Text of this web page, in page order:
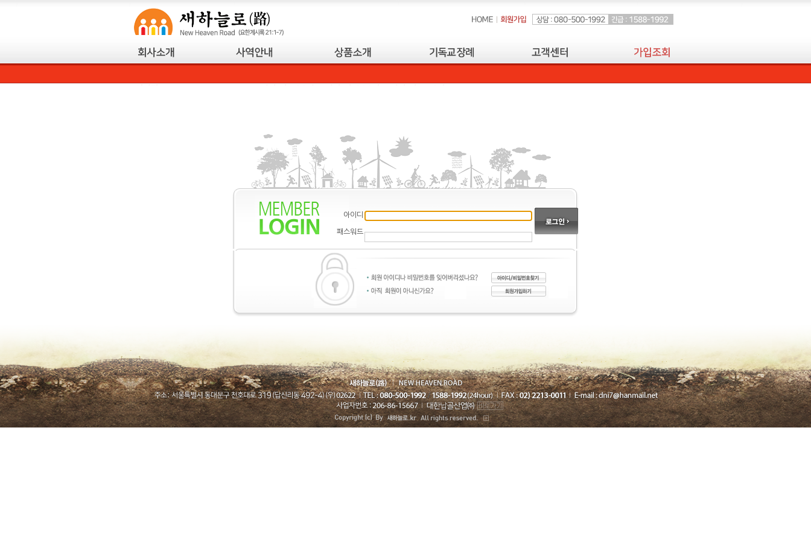
아이디
패스워드